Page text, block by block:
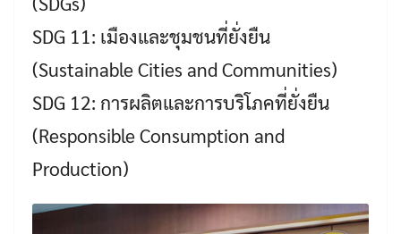
SDG 11: เมืองและชุมชนที่ยั่งยืน
(Sustainable Cities and Communities)
SDG 12: การผลิตและการบริโภคที่ยั่งยืน
(Responsible Consumption and
Production)